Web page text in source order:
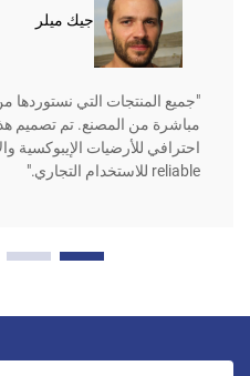
جيك ميلر
"جميع المنتجات التي نستوردها
مباشرة من المصنع. تم تصميم
reliable للاستخدام التجاري."